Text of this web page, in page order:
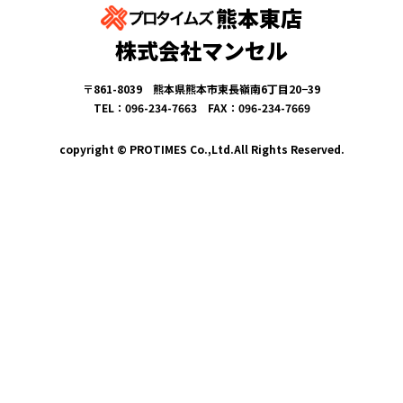
熊本東店
株式会社マンセル
〒861-8039 熊本県熊本市東長嶺南6丁目20−39
TEL：096-234-7663 FAX：096-234-7669
copyright © PROTIMES Co.,Ltd.All Rights Reserved.